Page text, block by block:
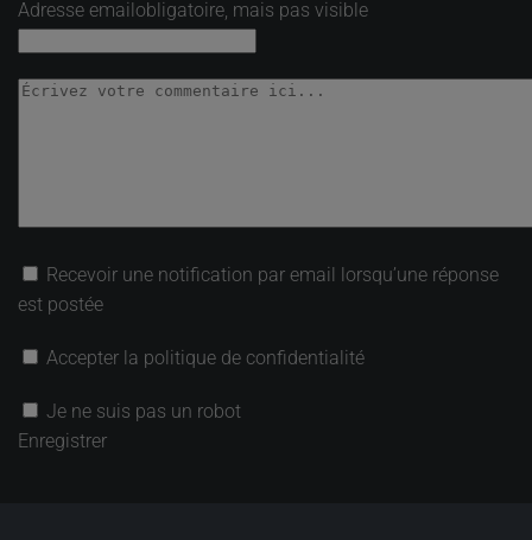
Adresse emailobligatoire, mais pas visible
Recevoir une notification par email lorsqu’une réponse
est postée
Accepter la politique de confidentialité
Je ne suis pas un robot
Enregistrer